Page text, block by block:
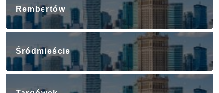
Rembertów
Śródmieście